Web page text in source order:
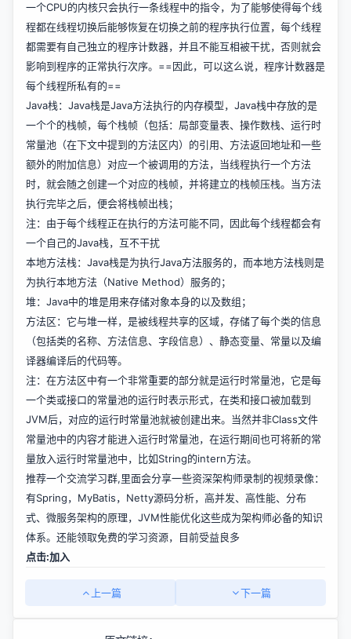
一个CPU的内核只会执行一条线程中的指令，为了能够使得每个线
程都在线程切换后能够恢复在切换之前的程序执行位置，每个线程
都需要有自己独立的程序计数器，并且不能互相被干扰，否则就会
影响到程序的正常执行次序。==因此，可以这么说，程序计数器是
每个线程所私有的==
Java栈：Java栈是Java方法执行的内存模型，Java栈中存放的是
一个个的栈帧，每个栈帧（包括：局部变量表、操作数栈、运行时
常量池（在下文中提到的方法区内）的引用、方法返回地址和一些
额外的附加信息）对应一个被调用的方法，当线程执行一个方法
时，就会随之创建一个对应的栈帧，并将建立的栈帧压栈。当方法
执行完毕之后，便会将栈帧出栈；
注：由于每个线程正在执行的方法可能不同，因此每个线程都会有
一个自己的Java栈，互不干扰
本地方法栈：Java栈是为执行Java方法服务的，而本地方法栈则是
为执行本地方法（Native Method）服务的；
堆：Java中的堆是用来存储对象本身的以及数组；
方法区：它与堆一样，是被线程共享的区域，存储了每个类的信息
（包括类的名称、方法信息、字段信息）、静态变量、常量以及编
译器编译后的代码等。
注：在方法区中有一个非常重要的部分就是运行时常量池，它是每
一个类或接口的常量池的运行时表示形式，在类和接口被加载到
JVM后，对应的运行时常量池就被创建出来。当然并非Class文件
常量池中的内容才能进入运行时常量池，在运行期间也可将新的常
量放入运行时常量池中，比如String的intern方法。
推荐一个交流学习群,里面会分享一些资深架构师录制的视频录像：
有Spring，MyBatis，Netty源码分析，高并发、高性能、分布
式、微服务架构的原理，JVM性能优化这些成为架构师必备的知识
体系。还能领取免费的学习资源，目前受益良多
点击:加入
上一篇 下一篇